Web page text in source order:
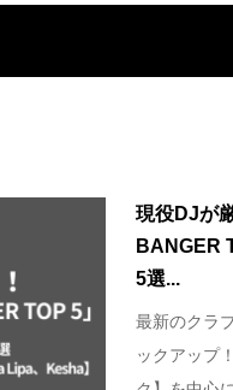
現役DJが
BANGER
5選...
最新のクラ
ックアップ